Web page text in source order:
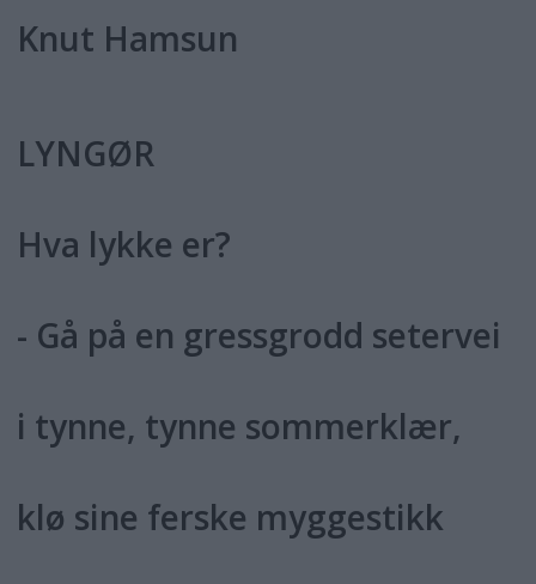
Knut Hamsun
LYNGØR
Hva lykke er?
- Gå på en gressgrodd setervei
i tynne, tynne sommerklær,
klø sine ferske myggestikk